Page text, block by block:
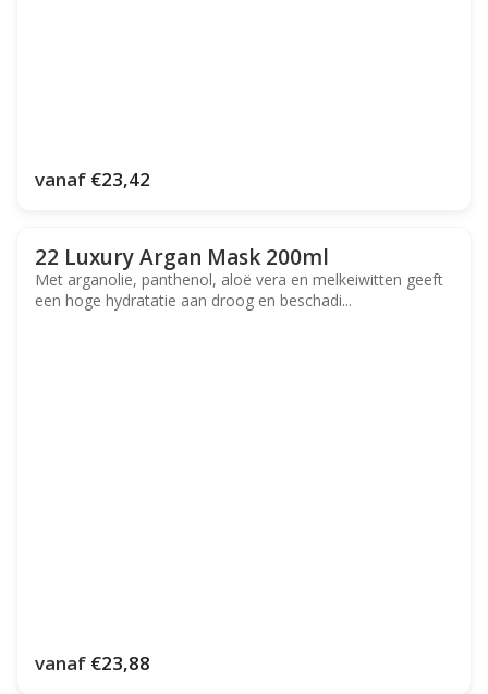
vanaf €23,42
22 Luxury Argan Mask 200ml
Met arganolie, panthenol, aloë vera en melkeiwitten geeft
een hoge hydratatie aan droog en beschadi...
vanaf €23,88